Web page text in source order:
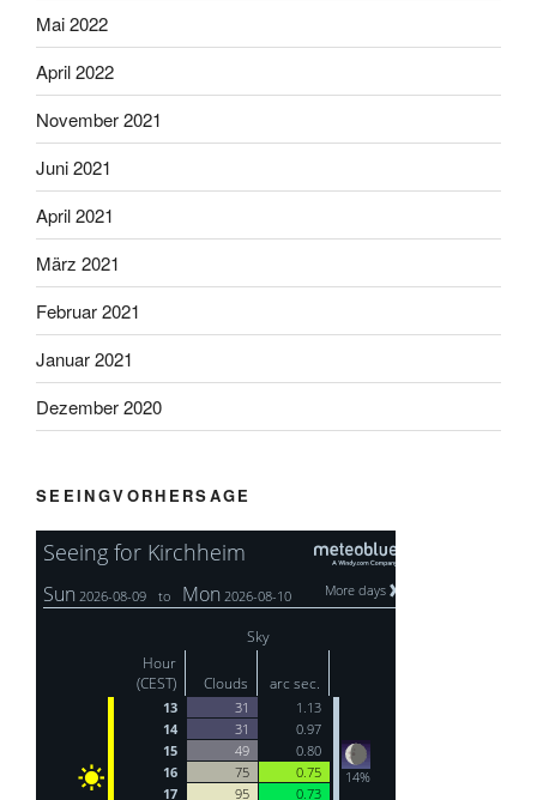
Mai 2022
April 2022
November 2021
Juni 2021
April 2021
März 2021
Februar 2021
Januar 2021
Dezember 2020
SEEINGVORHERSAGE